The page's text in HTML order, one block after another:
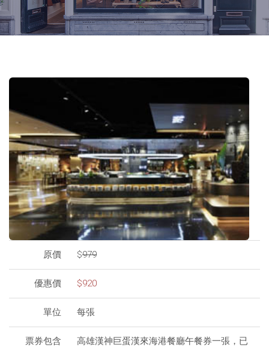
原價 $979
優惠價 $920
單位 每張
票券包含
高雄漢神巨蛋漢來海港餐廳午餐券一張，已